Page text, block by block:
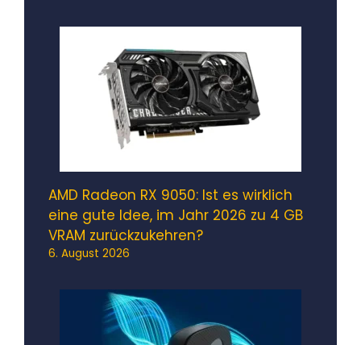
AMD Radeon RX 9050: Ist es wirklich
eine gute Idee, im Jahr 2026 zu 4 GB
VRAM zurückzukehren?
6. August 2026